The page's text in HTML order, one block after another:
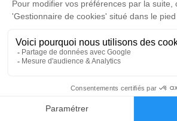
Faire-part
Cérémonie civile
Crématorium du Sud Loire de
Thébaud